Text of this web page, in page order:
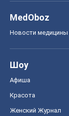
MedOboz
Новости медицины
Шоу
Афиша
Красота
Женский Журнал